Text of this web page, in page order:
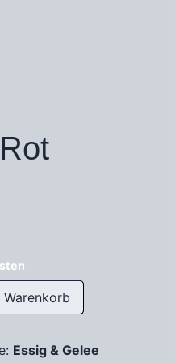
Warenkorb
Essig & Gelee